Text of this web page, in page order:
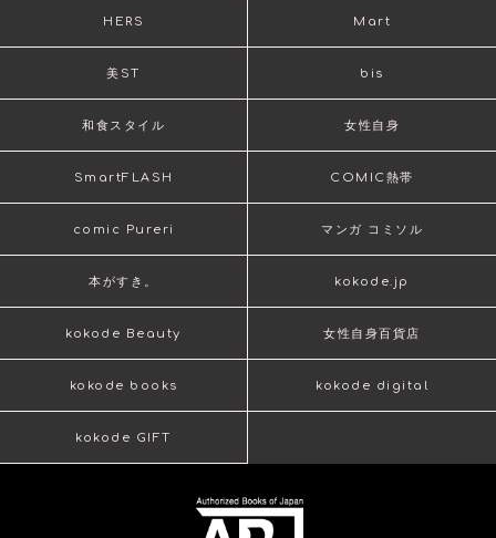
HERS Mart
美ST bis
和食スタイル 女性自身
SmartFLASH COMIC熱帯
comic Pureri マンガ コミソル
本がすき。 kokode.jp
kokode Beauty 女性自身百貨店
kokode books kokode digital
kokode GIFT